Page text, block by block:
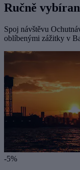
Ručně
Spoj návštěvu
oblíbenými zážitky v
-5%